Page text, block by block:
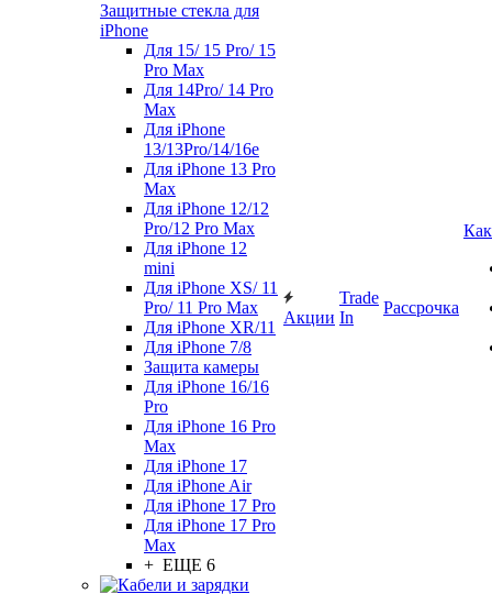
Защитные стекла для
iPhone
Для 15/ 15 Pro/ 15
Pro Max
Для 14Pro/ 14 Pro
Max
Для iPhone
13/13Pro/14/16e
Для iPhone 13 Pro
Max
Для iPhone 12/12
Pro/12 Pro Max
Для iPhone 12
mini
Для iPhone XS/ 11
Pro/ 11 Pro Max
Для iPhone XR/11
Для iPhone 7/8
Защита камеры
Для iPhone 16/16
Pro
Для iPhone 16 Pro
Max
Для iPhone 17
Для iPhone Air
Для iPhone 17 Pro
Для iPhone 17 Pro
Max
+ ЕЩЕ 6
Акции
Trade
In
Рассрочка